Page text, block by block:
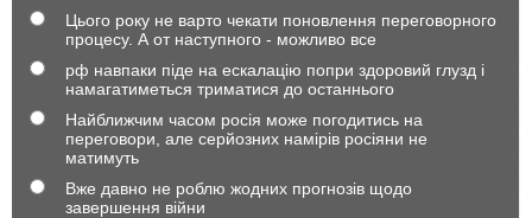
Цього року не варто чекати поновлення переговорного
процесу. А от наступного - можливо все
рф навпаки піде на ескалацію попри здоровий глузд і
намагатиметься триматися до останнього
Найближчим часом росія може погодитись на
переговори, але серйозних намірів росіяни не
матимуть
Вже давно не роблю жодних прогнозів щодо
завершення війни